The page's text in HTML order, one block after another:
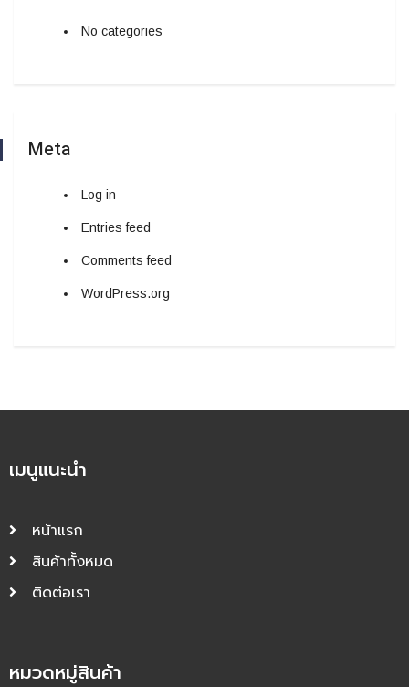
No categories
Meta
Log in
Entries feed
Comments feed
WordPress.org
เมนูแนะนำ
หน้าแรก
สินค้าทั้งหมด
ติดต่อเรา
หมวดหมู่สินค้า